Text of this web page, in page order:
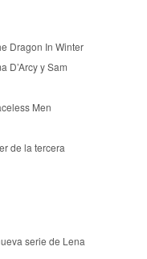
Dragon In Winter
D’Arcy y Sam
Men
de la tercera
serie de Lena